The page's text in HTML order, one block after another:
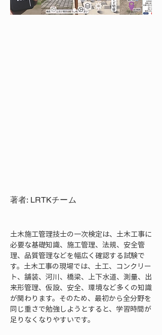
著者: LRTKチーム
土木施工管理技士の一次検定は、土木工事に
必要な基礎知識、施工管理、法規、安全管
理、品質管理などを幅広く確認する試験で
す。土木工事の現場では、土工、コンクリー
ト、舗装、河川、橋梁、上下水道、測量、出
来形管理、仮設、安全、環境など多くの知識
が関わります。そのため、最初から全分野を
同じ重さで勉強しようとすると、学習時間が
足りなくなりやすいです。